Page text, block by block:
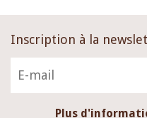
Inscription à la
Plus